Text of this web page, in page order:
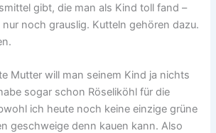
gibt, die man als Kind toll fand –
noch grauslig. Kutteln gehören dazu.
Mutter will man seinem Kind ja nichts
sogar schon Röseliköhl für die
ich heute noch keine einzige grüne
geschweige denn kauen kann. Also